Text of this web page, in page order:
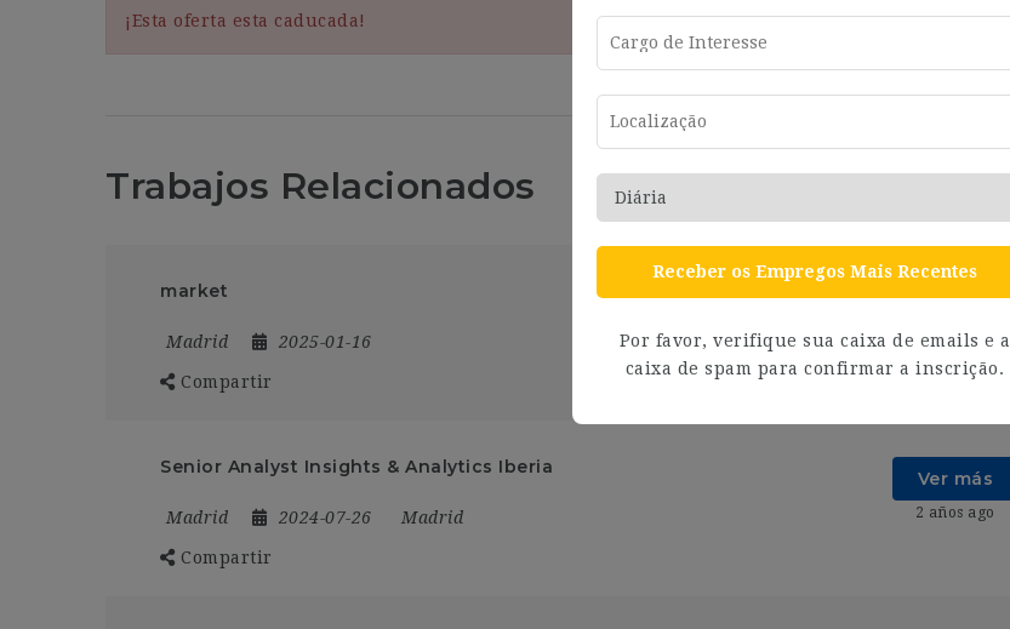
¡Esta oferta esta caducada!
Trabajos Relacionados
market
Madrid 2025-01-16
Compartir
Ver más
2 años ago
Senior Analyst Insights & Analytics Iberia
Madrid 2024-07-26 Madrid
Compartir
Ver más
2 años ago
Receber os Empregos Mais Recentes
Por favor, verifique sua caixa de emails e a
caixa de spam para confirmar a inscrição.